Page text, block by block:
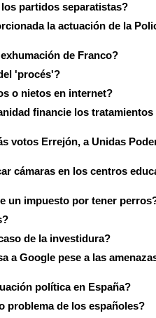
partidos separatistas?
la actuación de la
de Franco?
'procés'?
o nietos en internet?
financie los tratamientos
votos Errejón, a Unidas
cámaras en los centros
un impuesto por tener
de la investidura?
a Google pese a las
política en España?
problema de los españoles?